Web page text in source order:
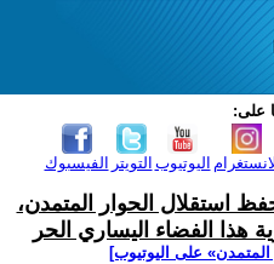
على:
الفيسبوك التويتر اليوتيوب
استقلال الحوار المتمدن،
هذا الفضاء اليساري الحر
على اليوتيوب]